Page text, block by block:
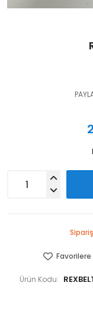
Favorilere
Ürün Kodu: